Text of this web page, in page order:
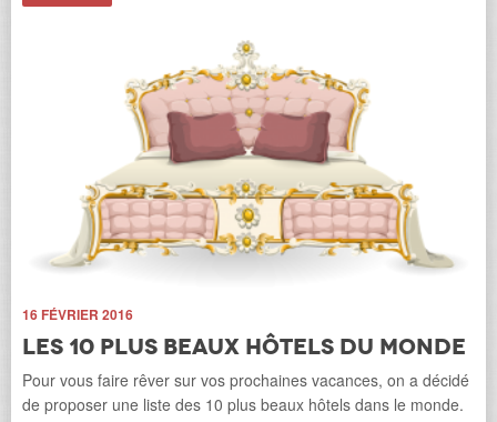
16 FÉVRIER 2016
Les 10 plus beaux hôtels du monde
Pour vous faire rêver sur vos prochaines vacances, on a décidé
de proposer une liste des 10 plus beaux hôtels dans le monde.